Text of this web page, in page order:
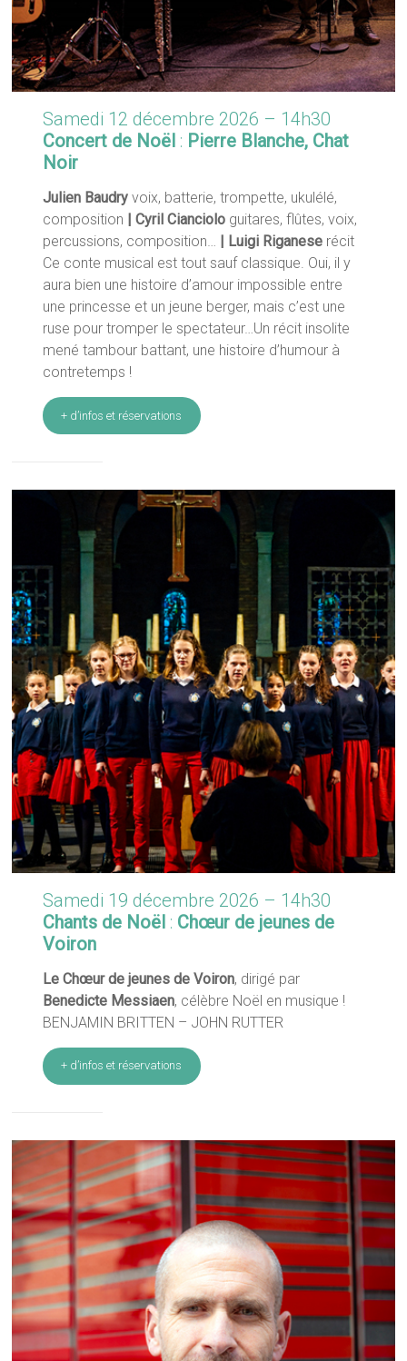
Samedi 12 décembre 2026 – 14h30
Concert de Noël : Pierre Blanche, Chat
Noir
Julien Baudry voix, batterie, trompette, ukulélé,
composition | Cyril Cianciolo guitares, flûtes, voix,
percussions, composition… | Luigi Riganese récit
Ce conte musical est tout sauf classique. Oui, il y
aura bien une histoire d’amour impossible entre
une princesse et un jeune berger, mais c’est une
ruse pour tromper le spectateur…Un récit insolite
mené tambour battant, une histoire d’humour à
contretemps !
+ d’infos et réservations
Samedi 19 décembre 2026 – 14h30
Chants de Noël : Chœur de jeunes de
Voiron
Le Chœur de jeunes de Voiron, dirigé par
Benedicte Messiaen, célèbre Noël en musique !
BENJAMIN BRITTEN – JOHN RUTTER
+ d’infos et réservations